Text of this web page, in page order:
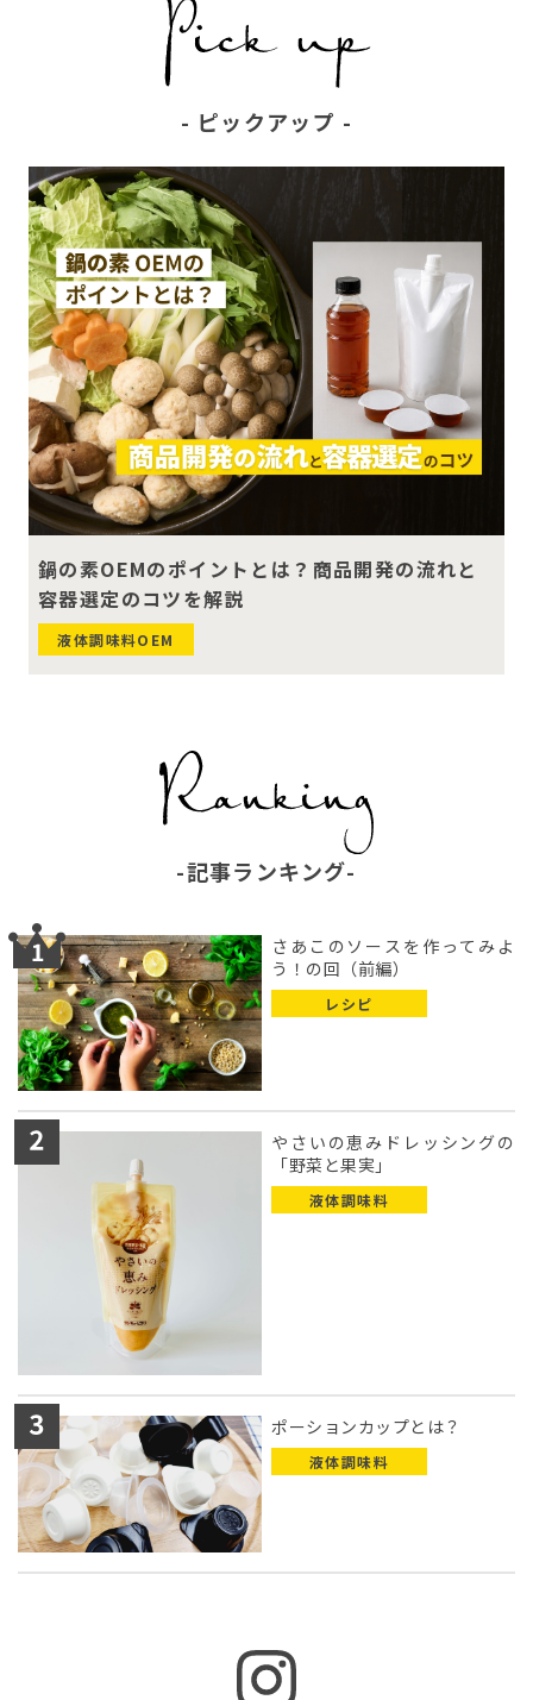
ピックアップ
鍋の素OEMのポイントとは？商品開発の流れと
容器選定のコツを解説
液体調味料OEM
記事ランキング
さあこのソースを作ってみよ
う！の回（前編）
レシピ
やさいの恵みドレッシングの
「野菜と果実」
液体調味料
ポーションカップとは？
液体調味料